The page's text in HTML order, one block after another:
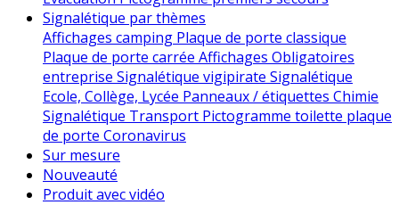
Signalétique par thèmes
Affichages camping Plaque de porte classique
Plaque de porte carrée Affichages Obligatoires
entreprise Signalétique vigipirate Signalétique
Ecole, Collège, Lycée Panneaux / étiquettes Chimie
Signalétique Transport Pictogramme toilette plaque
de porte Coronavirus
Sur mesure
Nouveauté
Produit avec vidéo